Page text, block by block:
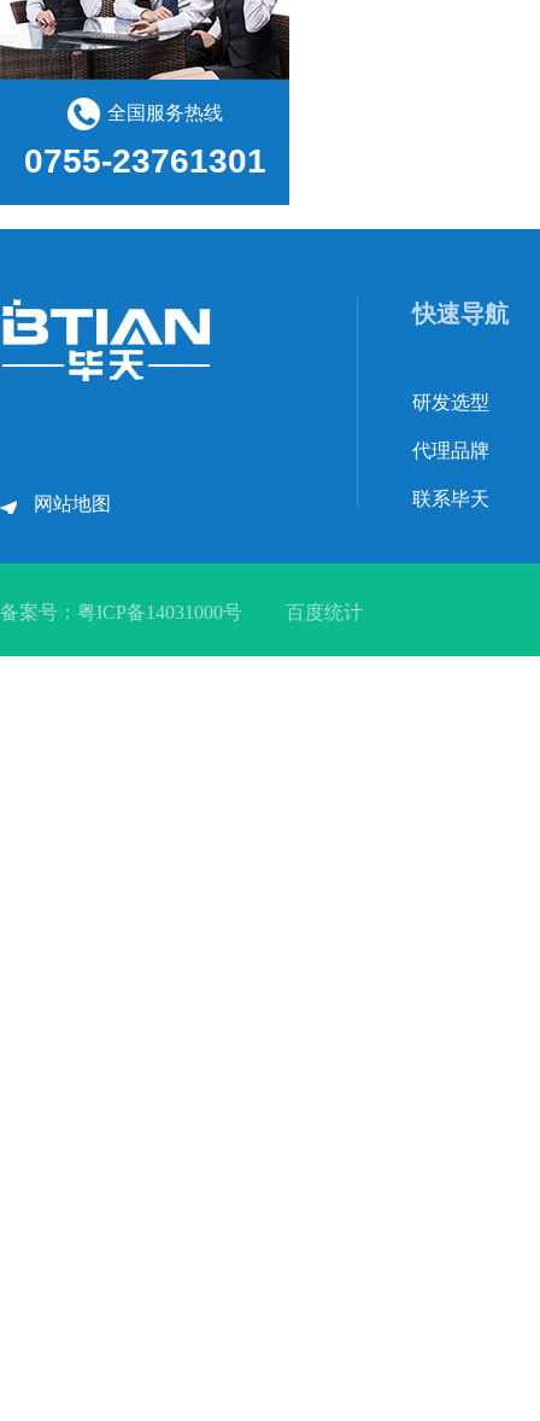
全国服务热线
0755-23761301
网站地图
快速导航
研发选型
代理品牌
联系毕天
备案号： 粤ICP备14031000号 百度统计